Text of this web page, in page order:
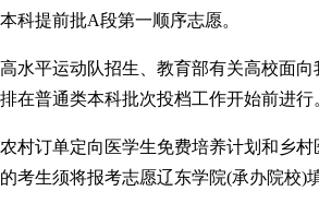
本科提前批A段第一顺序志愿。
高水平运动队招生、教育部有关高校面
排在普通类本科批次投档工作开始前进行
农村订单定向医学生免费培养计划和乡
的考生须将报考志愿辽东学院(承办院校)